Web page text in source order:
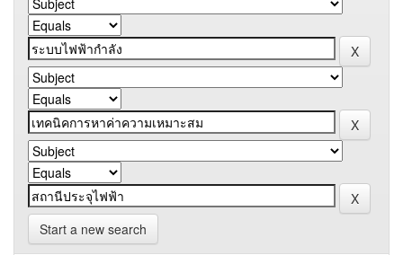
Start a new search